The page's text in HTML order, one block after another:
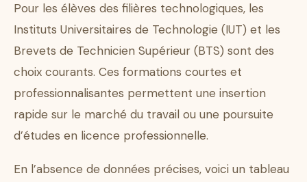
Pour les élèves des filières technologiques, les
Instituts Universitaires de Technologie (IUT) et les
Brevets de Technicien Supérieur (BTS) sont des
choix courants. Ces formations courtes et
professionnalisantes permettent une insertion
rapide sur le marché du travail ou une poursuite
d’études en licence professionnelle.
En l’absence de données précises, voici un tableau